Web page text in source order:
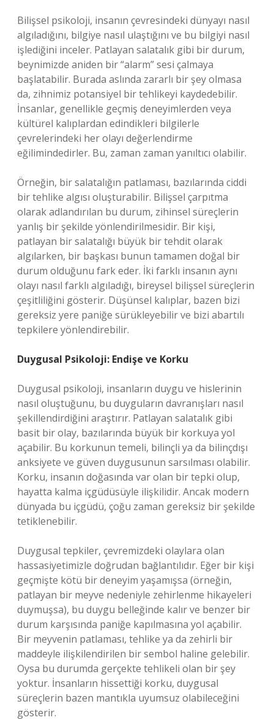
Bilişsel psikoloji, insanın çevresindeki dünyayı nasıl
algıladığını, bilgiye nasıl ulaştığını ve bu bilgiyi nasıl
işlediğini inceler. Patlayan salatalık gibi bir durum,
beynimizde aniden bir “alarm” sesi çalmaya
başlatabilir. Burada aslında zararlı bir şey olmasa
da, zihnimiz potansiyel bir tehlikeyi kaydedebilir.
İnsanlar, genellikle geçmiş deneyimlerden veya
kültürel kalıplardan edindikleri bilgilerle
çevrelerindeki her olayı değerlendirme
eğilimindedirler. Bu, zaman zaman yanıltıcı olabilir.
Örneğin, bir salatalığın patlaması, bazılarında ciddi
bir tehlike algısı oluşturabilir. Bilişsel çarpıtma
olarak adlandırılan bu durum, zihinsel süreçlerin
yanlış bir şekilde yönlendirilmesidir. Bir kişi,
patlayan bir salatalığı büyük bir tehdit olarak
algılarken, bir başkası bunun tamamen doğal bir
durum olduğunu fark eder. İki farklı insanın aynı
olayı nasıl farklı algıladığı, bireysel bilişsel süreçlerin
çeşitliliğini gösterir. Düşünsel kalıplar, bazen bizi
gereksiz yere paniğe sürükleyebilir ve bizi abartılı
tepkilere yönlendirebilir.
Duygusal Psikoloji: Endişe ve Korku
Duygusal psikoloji, insanların duygu ve hislerinin
nasıl oluştuğunu, bu duyguların davranışları nasıl
şekillendirdiğini araştırır. Patlayan salatalık gibi
basit bir olay, bazılarında büyük bir korkuya yol
açabilir. Bu korkunun temeli, bilinçli ya da bilinçdışı
anksiyete ve güven duygusunun sarsılması olabilir.
Korku, insanın doğasında var olan bir tepki olup,
hayatta kalma içgüdüsüyle ilişkilidir. Ancak modern
dünyada bu içgüdü, çoğu zaman gereksiz bir şekilde
tetiklenebilir.
Duygusal tepkiler, çevremizdeki olaylara olan
hassasiyetimizle doğrudan bağlantılıdır. Eğer bir kişi
geçmişte kötü bir deneyim yaşamışsa (örneğin,
patlayan bir meyve nedeniyle zehirlenme hikayeleri
duymuşsa), bu duygu belleğinde kalır ve benzer bir
durum karşısında paniğe kapılmasına yol açabilir.
Bir meyvenin patlaması, tehlike ya da zehirli bir
maddeyle ilişkilendirilen bir sembol haline gelebilir.
Oysa bu durumda gerçekte tehlikeli olan bir şey
yoktur. İnsanların hissettiği korku, duygusal
süreçlerin bazen mantıkla uyumsuz olabileceğini
gösterir.